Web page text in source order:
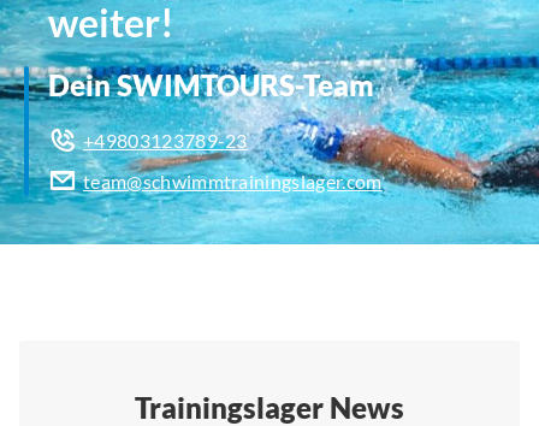
weiter!
Dein SWIMTOURS-Team
+49803123789-23
team@schwimmtrainingslager.com
Trainingslager News